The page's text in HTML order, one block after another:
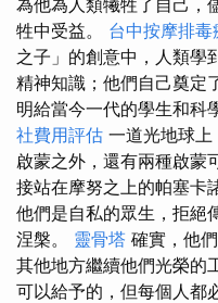
牲中受益。 台中按摩排毒
之子」的創意中，人類學
精神知識；他們自己奠定
明給當今一代的學生和科
社費用評估 一道光地球
啟蒙之外，還有兩種啟蒙
接站在摩努之上的帕塞卡
他們是自私的眾生，拒絕
涅槃。 靈骨塔 確實，他
其他地方繼續他們光榮的
可以給予的，但每個人都